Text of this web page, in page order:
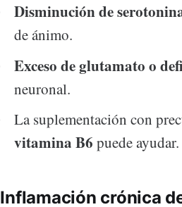
Disminución de
de ánimo.
Exceso de glutamato o
neuronal.
La suplementación con
vitamina B6 puede ayudar.
Inflamación crónica